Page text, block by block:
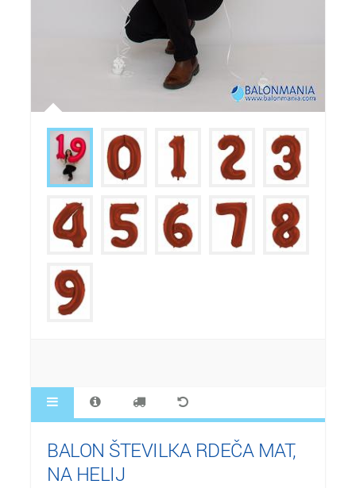
BALON ŠTEVILKA RDEČA MAT,
NA HELIJ